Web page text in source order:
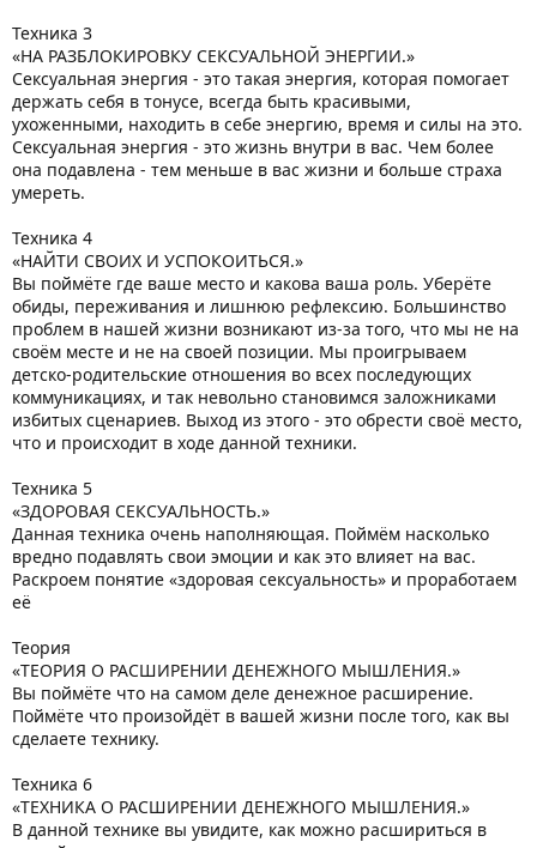
Техника 3
«НА РАЗБЛОКИРОВКУ СЕКСУАЛЬНОЙ ЭНЕРГИИ.»
Сексуальная энергия - это такая энергия, которая помогает
держать себя в тонусе, всегда быть красивыми,
ухоженными, находить в себе энергию, время и силы на это.
Сексуальная энергия - это жизнь внутри в вас. Чем более
она подавлена - тем меньше в вас жизни и больше страха
умереть.
Техника 4
«НАЙТИ СВОИХ И УСПОКОИТЬСЯ.»
Вы поймёте где ваше место и какова ваша роль. Уберёте
обиды, переживания и лишнюю рефлексию. Большинство
проблем в нашей жизни возникают из-за того, что мы не на
своём месте и не на своей позиции. Мы проигрываем
детско-родительские отношения во всех последующих
коммуникациях, и так невольно становимся заложниками
избитых сценариев. Выход из этого - это обрести своё место,
что и происходит в ходе данной техники.
Техника 5
«ЗДОРОВАЯ СЕКСУАЛЬНОСТЬ.»
Данная техника очень наполняющая. Поймём насколько
вредно подавлять свои эмоции и как это влияет на вас.
Раскроем понятие «здоровая сексуальность» и проработаем
её
Теория
«ТЕОРИЯ О РАСШИРЕНИИ ДЕНЕЖНОГО МЫШЛЕНИЯ.»
Вы поймёте что на самом деле денежное расширение.
Поймёте что произойдёт в вашей жизни после того, как вы
сделаете технику.
Техника 6
«ТЕХНИКА О РАСШИРЕНИИ ДЕНЕЖНОГО МЫШЛЕНИЯ.»
В данной технике вы увидите, как можно расшириться в